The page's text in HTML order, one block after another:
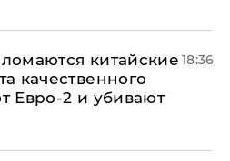
китайские
качественного
Евро-2 и убивают
18:36